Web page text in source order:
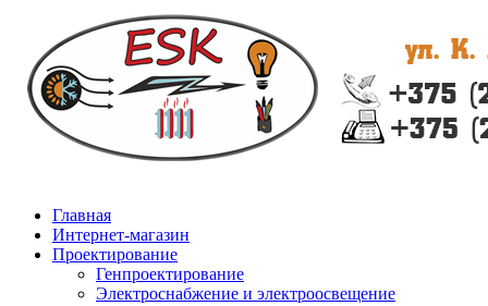
Главная
Интернет-магазин
Проектирование
Генпроектирование
Электроснабжение и электроосвещение